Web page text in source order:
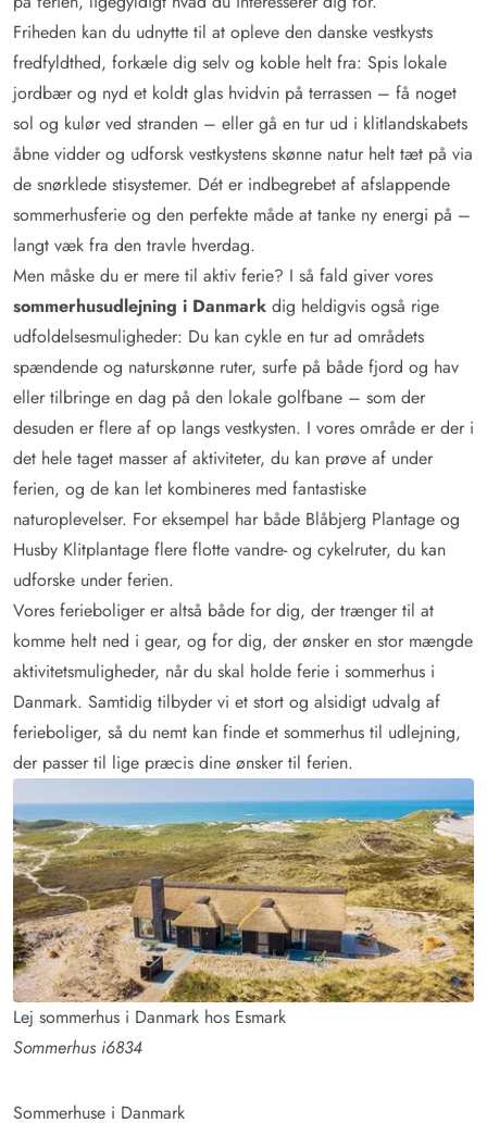
Friheden kan du udnytte til at opleve den danske vestkysts
fredfyldthed, forkæle dig selv og koble helt fra: Spis lokale
jordbær og nyd et koldt glas hvidvin på terrassen – få noget
sol og kulør ved stranden – eller gå en tur ud i klitlandskabets
åbne vidder og udforsk vestkystens skønne natur helt tæt på via
de snørklede stisystemer. Dét er indbegrebet af afslappende
sommerhusferie og den perfekte måde at tanke ny energi på –
langt væk fra den travle hverdag.
Men måske du er mere til aktiv ferie? I så fald giver vores
sommerhusudlejning i Danmark dig heldigvis også rige
udfoldelsesmuligheder: Du kan cykle en tur ad områdets
spændende og naturskønne ruter, surfe på både fjord og hav
eller tilbringe en dag på den lokale golfbane – som der
desuden er flere af op langs vestkysten. I vores område er der i
det hele taget masser af aktiviteter, du kan prøve af under
ferien, og de kan let kombineres med fantastiske
naturoplevelser. For eksempel har både Blåbjerg Plantage og
Husby Klitplantage flere flotte vandre- og cykelruter, du kan
udforske under ferien.
Vores ferieboliger er altså både for dig, der trænger til at
komme helt ned i gear, og for dig, der ønsker en stor mængde
aktivitetsmuligheder, når du skal holde ferie i sommerhus i
Danmark. Samtidig tilbyder vi et stort og alsidigt udvalg af
ferieboliger, så du nemt kan finde et sommerhus til udlejning,
der passer til lige præcis dine ønsker til ferien.
Lej sommerhus i Danmark hos Esmark
Sommerhus i6834
Sommerhuse i Danmark